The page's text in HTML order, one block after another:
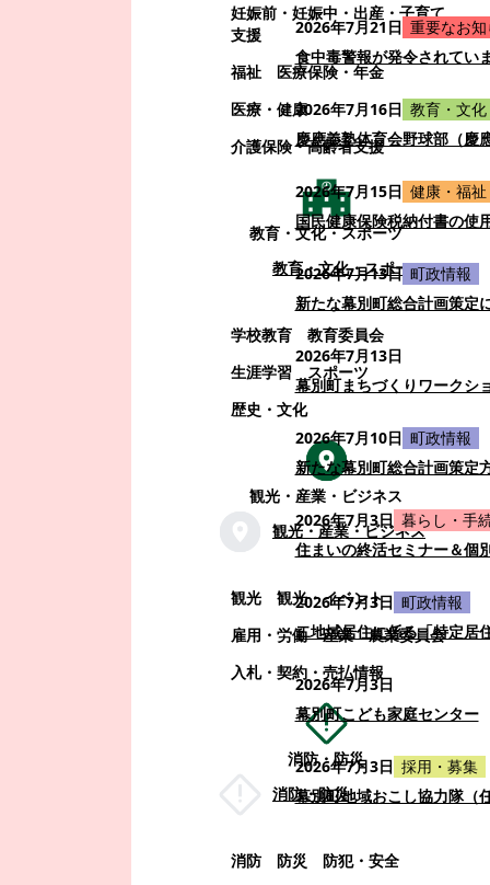
妊娠前・妊娠中・出産・子育て
支援
福祉
医療保険・年金
医療・健康
介護保険・高齢者支援
教育・文化・スポーツ
教育・文化・スポーツ
学校教育
教育委員会
生涯学習
スポーツ
歴史・文化
観光・産業・ビジネス
観光・産業・ビジネス
観光
観光・イベント
雇用・労働
産業
農業委員会
入札・契約・売払情報
消防・防災
消防・防災
消防 防災 防犯・安全
2026年7月21日 重要なお
食中毒警報が発令されてい
2026年7月16日 教育・文
慶應義塾体育会野球部（慶
2026年7月15日 健康・福
国民健康保険税納付書の使
2026年7月13日 町政情報
新たな幕別町総合計画策定
2026年7月13日
幕別町まちづくりワークシ
2026年7月10日 町政情報
新たな幕別町総合計画策定
2026年7月3日 暮らし・手
住まいの終活セミナー＆個
2026年7月3日 町政情報
二地域居住に係る「特定居
2026年7月3日
幕別町こども家庭センター
2026年7月3日 採用・募集
幕別町地域おこし協力隊（